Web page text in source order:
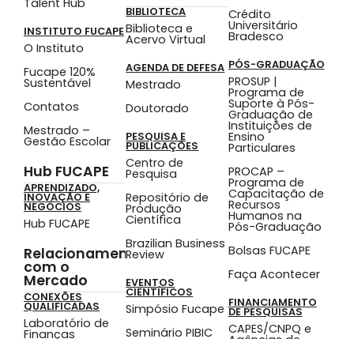
INSTITUTO FUCAPE
O Instituto
Fucape 120%
Sustentável
Contatos
Mestrado –
Gestão Escolar
Hub FUCAPE
APRENDIZADO,
INOVAÇÃO E
NEGÓCIOS
Hub FUCAPE
Relacionamento
com o
Mercado
CONEXÕES
QUALIFICADAS
Laboratório de
Finanças
BIBLIOTECA
Biblioteca e
Acervo Virtual
AGENDA DE DEFESA
Mestrado
Doutorado
PESQUISA E
PUBLICAÇÕES
Centro de
Pesquisa
Repositório de
Produção
Científica
Brazilian Business
Review
EVENTOS
CIENTÍFICOS
Simpósio Fucape
Seminário PIBIC
Crédito
Universitário
Bradesco
PÓS-GRADUAÇÃO
PROSUP |
Programa de
Suporte à Pós-
Graduação de
Instituições de
Ensino
Particulares
PROCAP –
Programa de
Capacitação de
Recursos
Humanos na
Pós-Graduação
Bolsas FUCAPE
Faça Acontecer
FINANCIAMENTO
DE PESQUISAS
CAPES/CNPQ e